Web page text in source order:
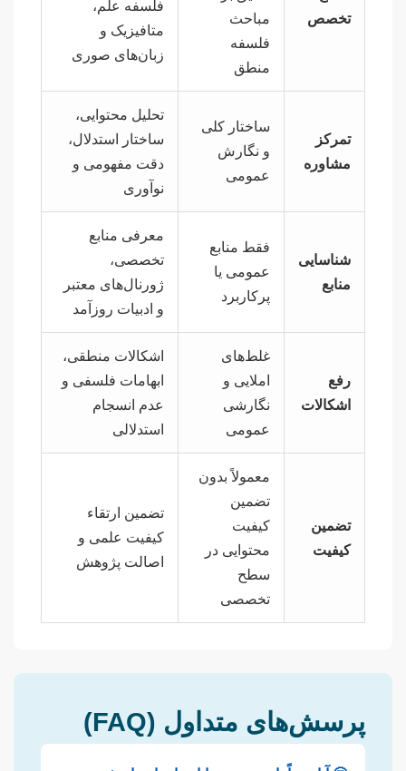
تخصص
مباحث
فلسفه
منطق
فلسفه علم،
متافیزیک و
زبان‌های صوری
تمرکز
مشاوره
ساختار کلی
و نگارش
عمومی
تحلیل محتوایی،
ساختار استدلال،
دقت مفهومی و
نوآوری
شناسایی
منابع
فقط منابع
عمومی یا
پرکاربرد
معرفی منابع
تخصصی،
ژورنال‌های معتبر
و ادبیات روزآمد
رفع
اشکالات
غلط‌های
املایی و
نگارشی
عمومی
اشکالات منطقی،
ابهامات فلسفی و
عدم انسجام
استدلالی
تضمین
کیفیت
معمولاً بدون
تضمین
کیفیت
محتوایی در
سطح
تخصصی
تضمین ارتقاء
کیفیت علمی و
اصالت پژوهش
پرسش‌های متداول (FAQ)